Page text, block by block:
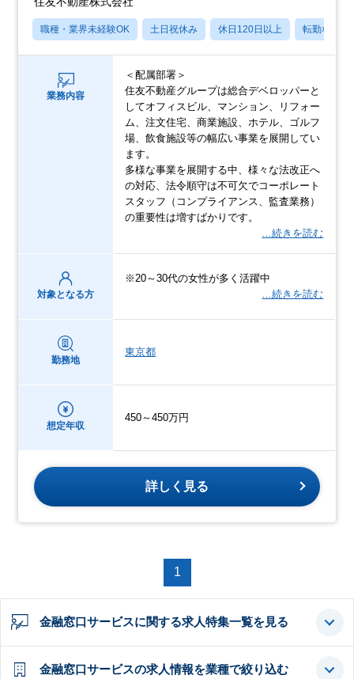
職種・業界未経験OK 土日祝休み 休日120日以上 転勤なし
業務内容
＜配属部署＞
住友不動産グループは総合デベロッパーと
してオフィスビル、マンション、リフォー
ム、注文住宅、商業施設、ホテル、ゴルフ
場、飲食施設等の幅広い事業を展開してい
ます。
多様な事業を展開する中、様々な法改正へ
の対応、法令順守は不可欠でコーポレート
スタッフ（コンプライアンス、監査業務）
の重要性は増すばかりです。
…続きを読む
対象となる方
※20～30代の女性が多く活躍中
…続きを読む
勤務地
東京都
想定年収
450～450万円
詳しく見る
1
金融窓口サービスに関する求人特集一覧を見る
金融窓口サービスの求人情報を業種で絞り込む